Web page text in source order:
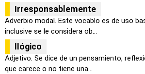
Irresponsablemente
Adverbio modal. Este vocablo es de uso
inclusive se le considera ob...
Ilógico
Adjetivo. Se dice de un pensamiento,
que carece o no tiene una...